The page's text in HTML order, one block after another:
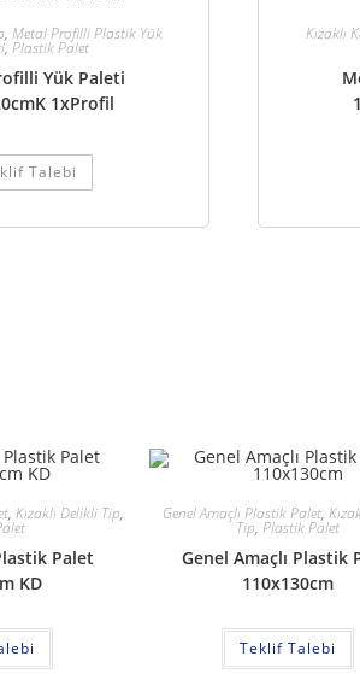
, Metal Profilli Plastik Yük
, Plastik Palet
Yük Paleti
1xProfil
Talebi
Kızaklı
, Kızaklı Delikli Tip,
Palet
KD
Genel Amaçlı Plastik Palet,
Tip, Plastik Palet
Genel Amaçlı Plastik
110x130cm
Teklif Talebi